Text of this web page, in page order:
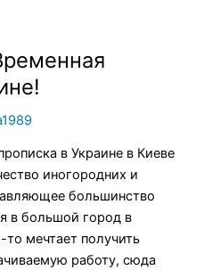
в Украине в Киеве
иногородних и
большинство
в большой город в
мечтает получить
работу, сюда